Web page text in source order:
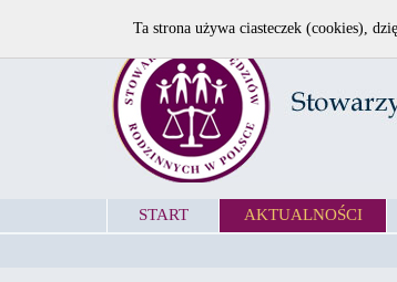
START AKTUALNOŚCI
Ta strona używa ciasteczek (cookies),